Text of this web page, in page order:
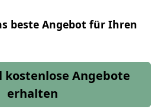
beste Angebot für Ihren
kostenlose Angebote
erhalten